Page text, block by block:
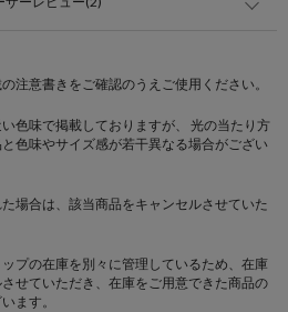
注意書きをご確認のうえご使用ください。
色味で掲載しておりますが、 光の当たり方
色味やサイズ感が若干異なる場合がござい
場合は、該当商品をキャンセルさせていた
プの在庫を別々に管理しているため、在庫
せていただき、在庫をご用意できた商品の
ます。